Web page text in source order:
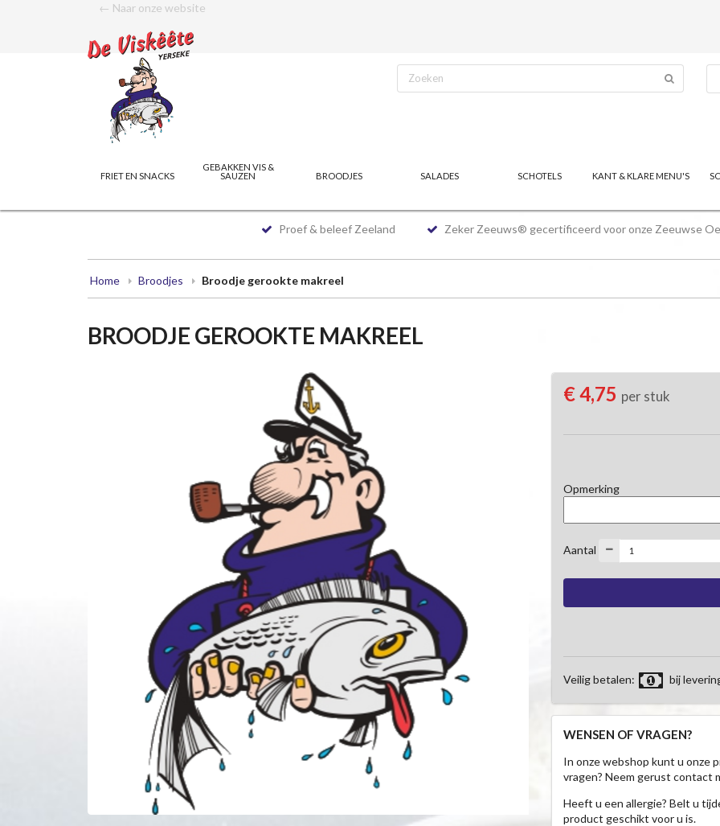
← Naar onze website
FRIET EN SNACKS
GEBAKKEN VIS &
SAUZEN
BROODJES SALADES SCHOTELS KANT & KLARE MENU'S
Proef & beleef Zeeland Zeker Zeeuws® gecertificeerd voor onze Zeeuwse
Home Broodjes Broodje gerookte makreel
BROODJE GEROOKTE MAKREEL
€ 4,75 per stuk
Opmerking
Aantal
Veilig betalen: bij
WENSEN OF VRAGEN?
In onze webshop kunt u onze
vragen? Neem gerust contact
Heeft u een allergie? Belt u
product geschikt voor u is.